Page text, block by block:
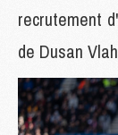
recrutement
de Dusan